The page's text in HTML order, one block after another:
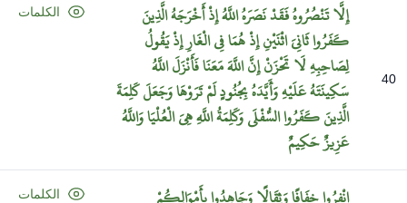
40
إِلَّاتَنْصُرُوهُفَقَدْنَصَرَهُاللَّهُإِذْأَخْرَجَهُالَّذِينَ
كَفَرُواثَانِيَاثْنَيْنِإِذْهُمَافِيالْغَارِإِذْيَقُولُ
لِصَاحِبِهِلَاتَحْزَنْإِنَّاللَّهَمَعَنَافَأَنْزَلَاللَّهُ
سَكِينَتَهُعَلَيْهِوَأَيَّدَهُبِجُنُودٍلَمْتَرَوْهَاوَجَعَلَكَلِمَةَ
الَّذِينَكَفَرُواالسُّفْلَىوَكَلِمَةُاللَّهِهِيَالْعُلْيَاوَاللَّهُ
عَزِيزٌحَكِيمٌ
الكلمات
الكلمات